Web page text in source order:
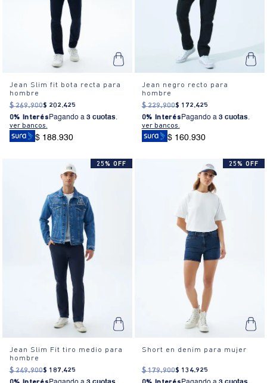
Jean Slim fit bota recta para
hombre
$ 269.900$ 202.425
0% Interés Pagando a 3 cuotas.
ver bancos.
$ 188.930
Jean negro recto para
hombre
$ 229.900$ 172.425
0% Interés Pagando a 3 cuotas.
ver bancos.
$ 160.930
25% OFF
Jean Slim Fit tiro medio para
hombre
$ 249.900$ 187.425
25% OFF
Short en denim para mujer
$ 179.900$ 134.925